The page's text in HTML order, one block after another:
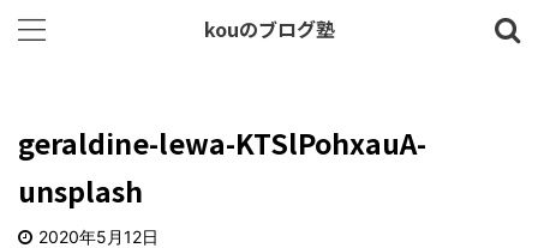
kouのブログ塾
geraldine-lewa-KTSlPohxauA-
unsplash
2020年5月12日